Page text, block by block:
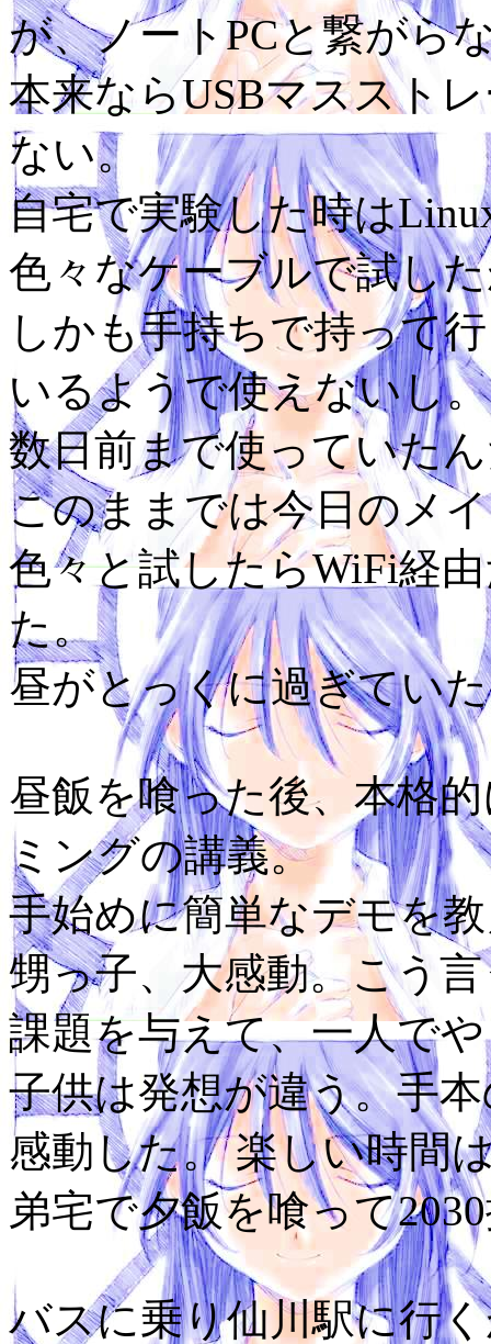
が、ノートPCと繋がら
本来ならUSBマススト
ない。
自宅で実験した時は
色々なケーブルで試し
しかも手持ちで持って
いるようで使えないし。
数日前まで使っていた
このままでは今日のメ
色々と試したらWiFi経
た。
昼がとっくに過ぎてい
昼飯を喰った後、本格
ミングの講義。
手始めに簡単なデモを
甥っ子、大感動。こう
課題を与えて、一人で
子供は発想が違う。手
感動した。 楽しい時間
弟宅で夕飯を喰って
バスに乗り仙川駅に行